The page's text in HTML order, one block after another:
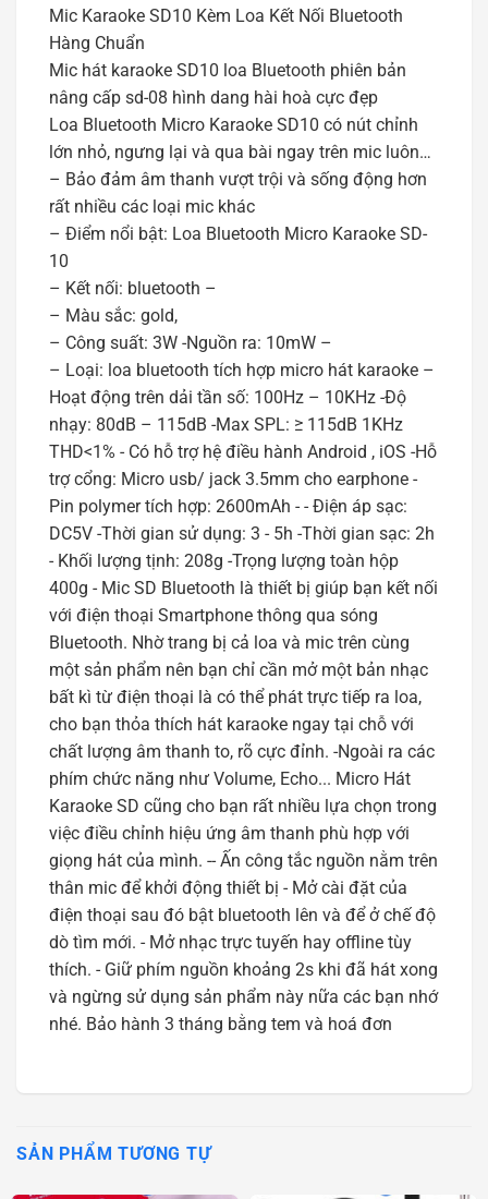
Mic Karaoke SD10 Kèm Loa Kết Nối Bluetooth
Hàng Chuẩn
Mic hát karaoke SD10 loa Bluetooth phiên bản
nâng cấp sd-08 hình dang hài hoà cực đẹp
Loa Bluetooth Micro Karaoke SD10 có nút chỉnh
lớn nhỏ, ngưng lại và qua bài ngay trên mic luôn…
– Bảo đảm âm thanh vượt trội và sống động hơn
rất nhiều các loại mic khác
– Điểm nổi bật: Loa Bluetooth Micro Karaoke SD-
10
– Kết nối: bluetooth –
– Màu sắc: gold,
– Công suất: 3W -Nguồn ra: 10mW –
– Loại: loa bluetooth tích hợp micro hát karaoke –
Hoạt động trên dải tần số: 100Hz – 10KHz -Độ
nhạy: 80dB – 115dB -Max SPL: ≥ 115dB 1KHz
THD<1% - Có hỗ trợ hệ điều hành Android , iOS -Hỗ
trợ cổng: Micro usb/ jack 3.5mm cho earphone -
Pin polymer tích hợp: 2600mAh - - Điện áp sạc:
DC5V -Thời gian sử dụng: 3 - 5h -Thời gian sạc: 2h
- Khối lượng tịnh: 208g -Trọng lượng toàn hộp
400g - Mic SD Bluetooth là thiết bị giúp bạn kết nối
với điện thoại Smartphone thông qua sóng
Bluetooth. Nhờ trang bị cả loa và mic trên cùng
một sản phẩm nên bạn chỉ cần mở một bản nhạc
bất kì từ điện thoại là có thể phát trực tiếp ra loa,
cho bạn thỏa thích hát karaoke ngay tại chỗ với
chất lượng âm thanh to, rõ cực đỉnh. -Ngoài ra các
phím chức năng như Volume, Echo... Micro Hát
Karaoke SD cũng cho bạn rất nhiều lựa chọn trong
việc điều chỉnh hiệu ứng âm thanh phù hợp với
giọng hát của mình. -- Ấn công tắc nguồn nằm trên
thân mic để khởi động thiết bị - Mở cài đặt của
điện thoại sau đó bật bluetooth lên và để ở chế độ
dò tìm mới. - Mở nhạc trực tuyến hay offline tùy
thích. - Giữ phím nguồn khoảng 2s khi đã hát xong
và ngừng sử dụng sản phẩm này nữa các bạn nhớ
nhé. Bảo hành 3 tháng bằng tem và hoá đơn
SẢN PHẨM TƯƠNG TỰ